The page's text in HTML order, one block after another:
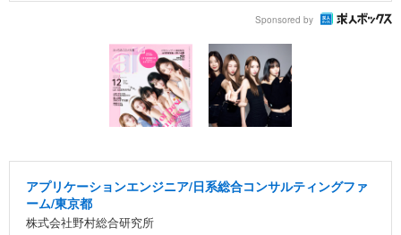
Sponsored by
アプリケーションエンジニア/日系総合コンサルティングファ
ーム/東京都
株式会社野村総合研究所